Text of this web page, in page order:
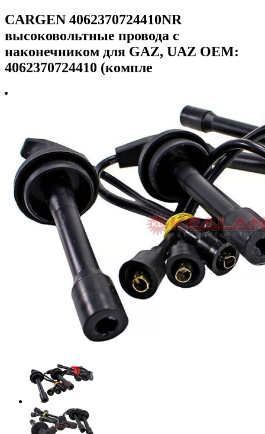
CARGEN 4062370724410NR
высоковольтные провода с
наконечником для GAZ, UAZ OEM:
4062370724410 (компле